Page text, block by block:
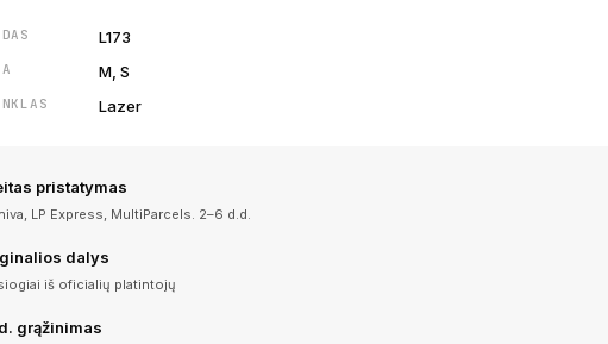
L173
M, S
Lazer
pristatymas
LP Express, MultiParcels. 2–6 d.d.
dalys
iš oficialių platintojų
grąžinimas